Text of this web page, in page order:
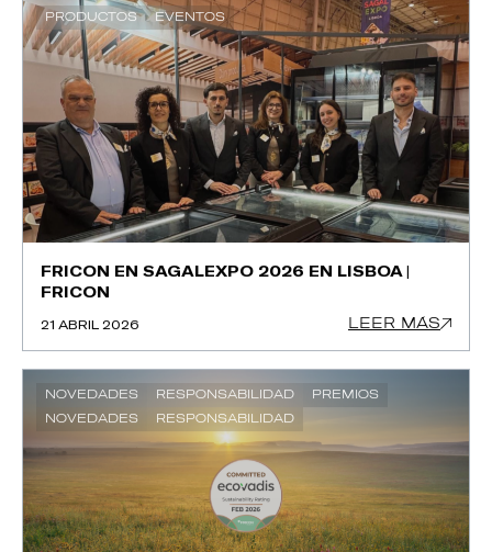
PRODUCTOS EVENTOS
FRICON EN SAGALEXPO 2026 EN LISBOA |
FRICON
21 ABRIL 2026 LEER MÁS
NOVEDADES RESPONSABILIDAD
PREMIOS
NOVEDADES
RESPONSABILIDAD